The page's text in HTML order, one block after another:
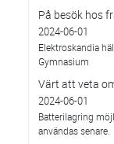
På besök hos
2024-06-01
Elektroskandia
Gymnasium
Värt att veta
2024-06-01
Batterilagring
användas senare.